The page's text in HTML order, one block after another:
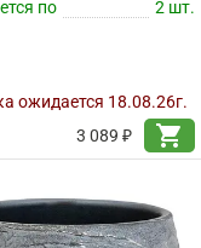
по 2 шт.
ожидается 18.08.26г.
3 089 ₽
shopping_cart